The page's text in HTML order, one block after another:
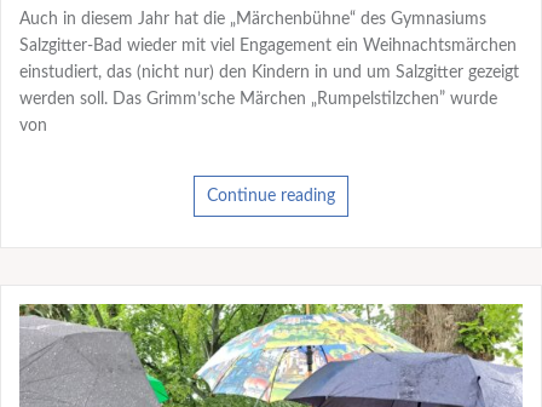
Auch in diesem Jahr hat die „Märchenbühne“ des Gymnasiums
Salzgitter-Bad wieder mit viel Engagement ein Weihnachtsmärchen
einstudiert, das (nicht nur) den Kindern in und um Salzgitter gezeigt
werden soll. Das Grimm’sche Märchen „Rumpelstilzchen” wurde
von
Continue reading